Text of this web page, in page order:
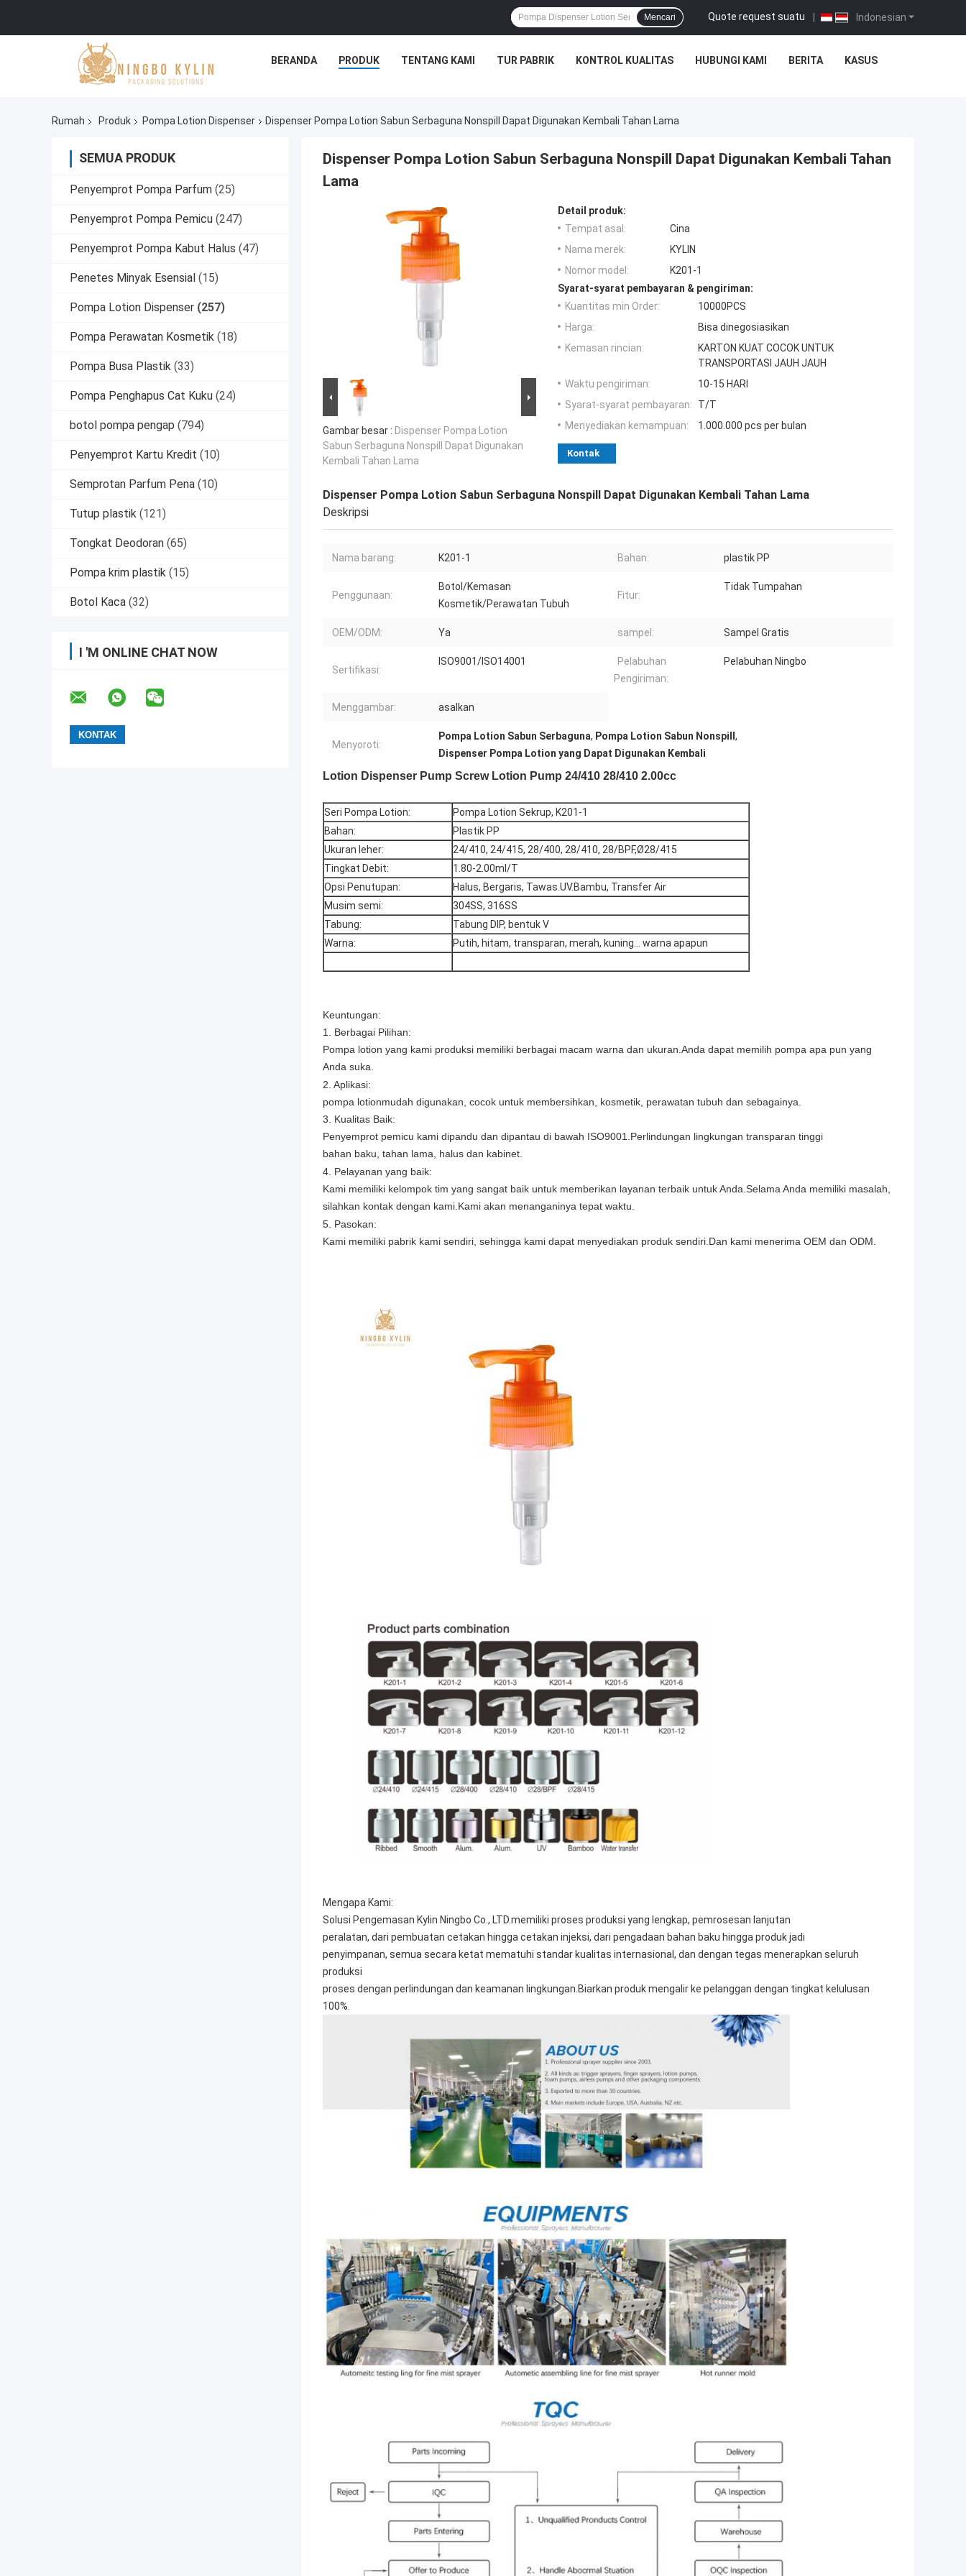
Indonesian
Quote request suatu |
Mencari
BERANDA PRODUK TENTANG KAMI TUR PABRIK KONTROL KUALITAS HUBUNGI KAMI BERITA KASUS
Rumah Produk Pompa Lotion Dispenser Dispenser Pompa Lotion Sabun Serbaguna Nonspill Dapat Digunakan Kembali Tahan Lama
SEMUA PRODUK
Penyemprot Pompa Parfum (25)
Penyemprot Pompa Pemicu (247)
Penyemprot Pompa Kabut Halus (47)
Penetes Minyak Esensial (15)
Pompa Lotion Dispenser (257)
Pompa Perawatan Kosmetik (18)
Pompa Busa Plastik (33)
Pompa Penghapus Cat Kuku (24)
botol pompa pengap (794)
Penyemprot Kartu Kredit (10)
Semprotan Parfum Pena (10)
Tutup plastik (121)
Tongkat Deodoran (65)
Pompa krim plastik (15)
Botol Kaca (32)
I 'M ONLINE CHAT NOW
Dispenser Pompa Lotion Sabun Serbaguna Nonspill Dapat Digunakan Kembali Tahan
Lama
Gambar besar : Dispenser Pompa Lotion
Sabun Serbaguna Nonspill Dapat Digunakan
Kembali Tahan Lama
Detail produk:
Tempat asal:
Cina
Nama merek:
KYLIN
Nomor model:
K201-1
Syarat-syarat pembayaran & pengiriman:
Kuantitas min Order:
10000PCS
Harga:
Bisa dinegosiasikan
Kemasan rincian:
KARTON KUAT COCOK UNTUK
TRANSPORTASI JAUH JAUH
Waktu pengiriman:
10-15 HARI
Syarat-syarat pembayaran:
T/T
Menyediakan kemampuan:
1.000.000 pcs per bulan
Kontak
Dispenser Pompa Lotion Sabun Serbaguna Nonspill Dapat Digunakan Kembali Tahan Lama
Deskripsi
Nama barang: K201-1 Bahan: plastik PP
Penggunaan:
Botol/Kemasan
Kosmetik/Perawatan Tubuh
Fitur:
Tidak Tumpahan
OEM/ODM: Ya sampel: Sampel Gratis
Sertifikasi:
ISO9001/ISO14001
Pelabuhan
Pengiriman:
Pelabuhan Ningbo
Menggambar: asalkan
Menyoroti:
Pompa Lotion Sabun Serbaguna, Pompa Lotion Sabun Nonspill ,
Dispenser Pompa Lotion yang Dapat Digunakan Kembali
Lotion Dispenser Pump Screw Lotion Pump 24/410 28/410 2.00cc
Seri Pompa Lotion:
Pompa Lotion Sekrup, K201-1
Bahan:
Plastik PP
Ukuran leher:
24/410, 24/415, 28/400, 28/410, 28/BPF,Ø28/415
Tingkat Debit:
1.80-2.00ml/T
Opsi Penutupan:
Halus, Bergaris, Tawas.UV.Bambu, Transfer Air
Musim semi:
304SS, 316SS
Tabung:
Tabung DIP, bentuk V
Warna:
Putih, hitam, transparan, merah, kuning... warna apapun
Keuntungan:
1. Berbagai Pilihan:
Pompa lotion yang kami produksi memiliki berbagai macam warna dan ukuran.Anda dapat memilih pompa apa pun yang
Anda suka.
2. Aplikasi:
pompa lotionmudah digunakan, cocok untuk membersihkan, kosmetik, perawatan tubuh dan sebagainya.
3. Kualitas Baik:
Penyemprot pemicu kami dipandu dan dipantau di bawah ISO9001.Perlindungan lingkungan transparan tinggi
bahan baku, tahan lama, halus dan kabinet.
4. Pelayanan yang baik:
Kami memiliki kelompok tim yang sangat baik untuk memberikan layanan terbaik untuk Anda.Selama Anda memiliki masalah,
silahkan kontak dengan kami.Kami akan menanganinya tepat waktu.
5. Pasokan:
Kami memiliki pabrik kami sendiri, sehingga kami dapat menyediakan produk sendiri.Dan kami menerima OEM dan ODM.
Mengapa Kami:
Solusi Pengemasan Kylin Ningbo Co., LTD.memiliki proses produksi yang lengkap, pemrosesan lanjutan
peralatan, dari pembuatan cetakan hingga cetakan injeksi, dari pengadaan bahan baku hingga produk jadi
penyimpanan, semua secara ketat mematuhi standar kualitas internasional, dan dengan tegas menerapkan seluruh
produksi
proses dengan perlindungan dan keamanan lingkungan.Biarkan produk mengalir ke pelanggan dengan tingkat kelulusan
100%.